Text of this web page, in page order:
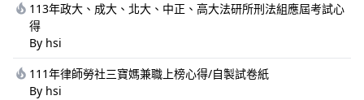
113年政大、成大、北大、中正、高大法研所刑法組應屆考試心
得
By hsi
111年律師勞社三寶媽兼職上榜心得/自製試卷紙
By hsi